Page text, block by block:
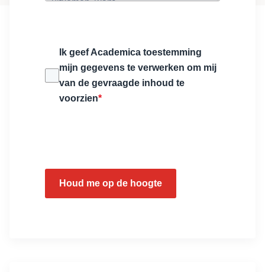
Ik geef Academica toestemming
mijn gegevens te verwerken om mij
van de gevraagde inhoud te
voorzien*
Houd me op de hoogte